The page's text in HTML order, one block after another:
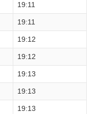
19:11
19:11
19:12
19:12
19:13
19:13
19:13